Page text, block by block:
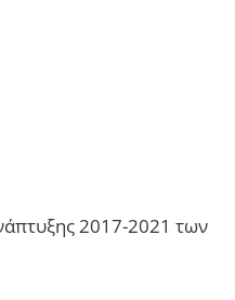
2017-2021 των